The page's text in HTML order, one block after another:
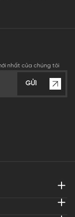
nhất của chúng tôi
GỬI